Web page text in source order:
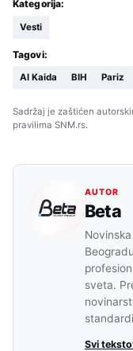
Kategorija:
Vesti
Tagovi:
Al Kaida BIH Pariz
Sadržaj je zaštićen
pravilima SNM.rs.
AUTOR
Beta
sveta.
Svi